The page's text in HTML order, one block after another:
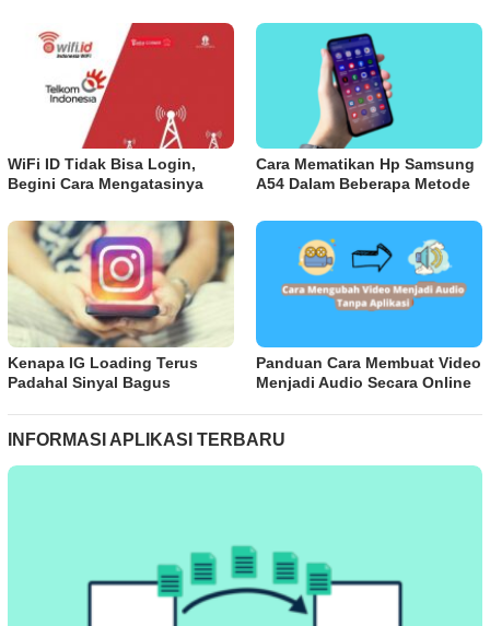
WiFi ID Tidak Bisa Login,
Begini Cara Mengatasinya
Cara Mematikan Hp Samsung
A54 Dalam Beberapa Metode
Kenapa IG Loading Terus
Padahal Sinyal Bagus
Panduan Cara Membuat Video
Menjadi Audio Secara Online
INFORMASI APLIKASI TERBARU